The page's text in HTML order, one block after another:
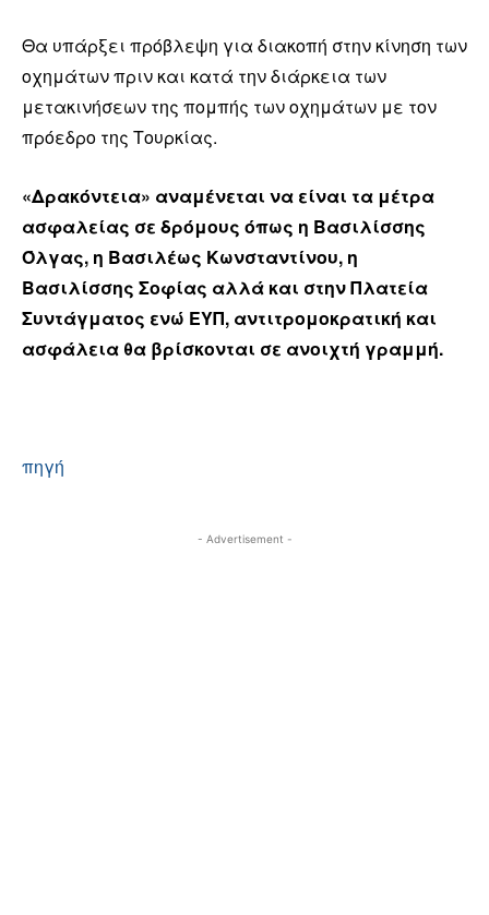
Θα υπάρξει πρόβλεψη για διακοπή στην κίνηση των
οχημάτων πριν και κατά την διάρκεια των
μετακινήσεων της πομπής των οχημάτων με τον
πρόεδρο της Τουρκίας.
«Δρακόντεια» αναμένεται να είναι τα μέτρα
ασφαλείας σε δρόμους όπως η Βασιλίσσης
Όλγας, η Βασιλέως Κωνσταντίνου, η
Βασιλίσσης Σοφίας αλλά και στην Πλατεία
Συντάγματος ενώ ΕΥΠ, αντιτρομοκρατική και
ασφάλεια θα βρίσκονται σε ανοιχτή γραμμή.
πηγή
- Advertisement -